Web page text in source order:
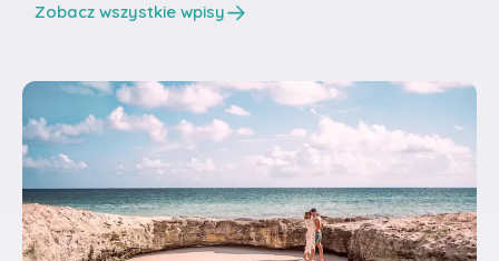
Zobacz wszystkie wpisy